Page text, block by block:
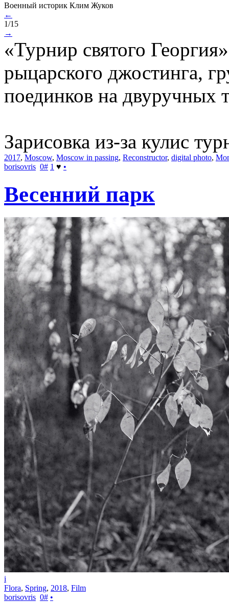
Военный историк Клим Жуков
←
1/15
→
«Турнир святого
рыцарского джостинга,
поединков на двуручных
Зарисовка из-за кулис
2017, Moscow, Moscow in passing, Reconstructor, digital photo,
borisovris 0# 1 ♥ •
Весенний парк
i
Flora, Spring, 2018, Film
borisovris 0# •